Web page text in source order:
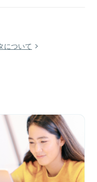
について